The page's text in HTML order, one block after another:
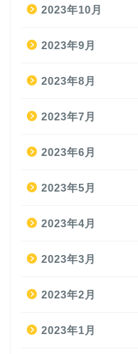
2023年10月
2023年9月
2023年8月
2023年7月
2023年6月
2023年5月
2023年4月
2023年3月
2023年2月
2023年1月